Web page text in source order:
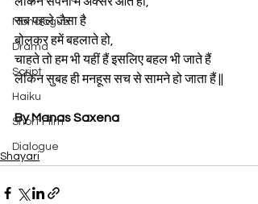
Monologue
Drama
Script
Haiku
Short Film
Dialogue
सब पहले जैसा है
बोलकर हमें बहलाते हो,
चाहते तो हम भी यहीं हैं इसलिए बहल भी जाते हैं
लेकिन सुबह ही मनहूस सच से सामने हो जाता हैं ||
By Manas Saxena
Shayari